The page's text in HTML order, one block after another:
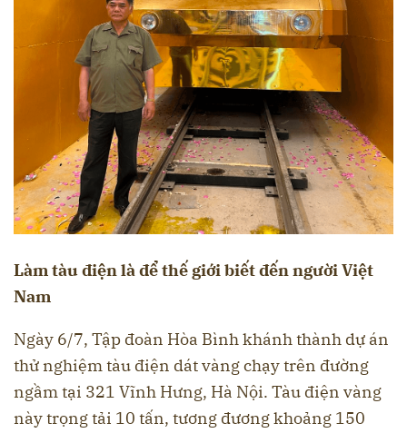
Làm tàu điện là để thế giới biết đến người Việt
Nam
Ngày 6/7, Tập đoàn Hòa Bình khánh thành dự án
thử nghiệm tàu điện dát vàng chạy trên đường
ngầm tại 321 Vĩnh Hưng, Hà Nội. Tàu điện vàng
này trọng tải 10 tấn, tương đương khoảng 150